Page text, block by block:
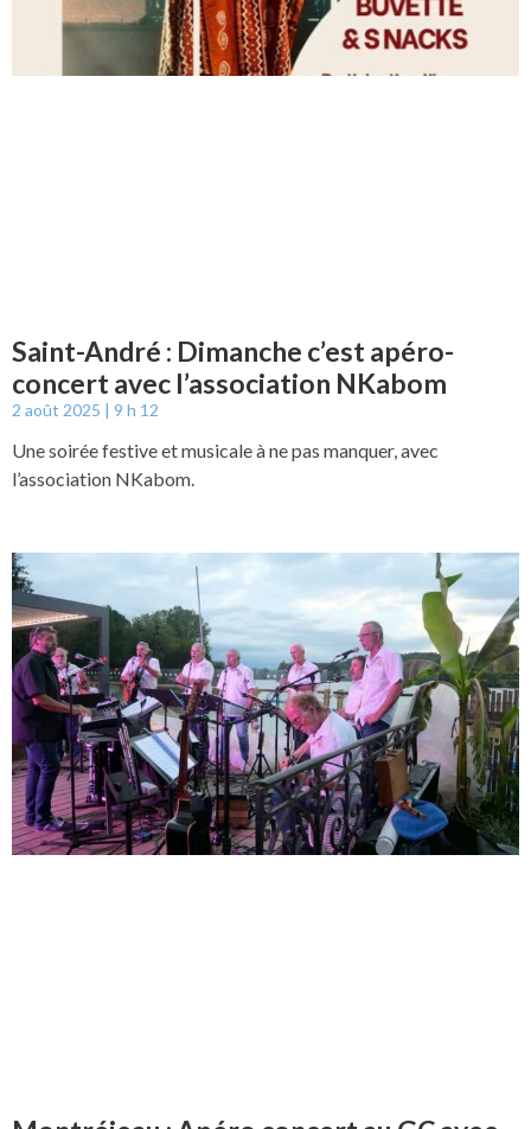
Saint-André : Dimanche c’est apéro-
concert avec l’association NKabom
2 août 2025 9 h 12
Une soirée festive et musicale à ne pas manquer, avec
l’association NKabom.